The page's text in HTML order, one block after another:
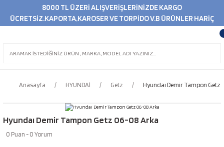
8000 TL ÜZERİ ALIŞVERİŞLERİNİZDE KARGO
ÜCRETSİZ.KAPORTA,KAROSER VE TORPİDO V.B ÜRÜNLER HARİÇ
Anasayfa HYUNDAİ Getz Hyundaı Demir Tampon
Hyundaı Demir Tampon Getz 06-08 Arka
0 Puan - 0 Yorum